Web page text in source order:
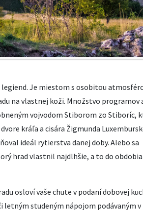
Je miestom s osobitou
na vlastnej koži. Množstvo programov
vojvodom Stiborom zo Stiboríc,
kráľa a cisára Žigmunda
ideál rytierstva danej doby. Alebo sa
hrad vlastnil najdlhšie, a to do obdobia
osloví vaše chute v podaní dobovej
letným studeným nápojom podávaným v